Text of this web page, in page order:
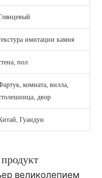
имитации камня
пол
комната, вилла,
двор
Гуандун
великолепием